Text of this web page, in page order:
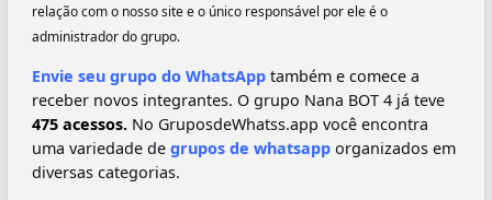
relação com o nosso site e o único responsável por ele é o
administrador do grupo.
Envie seu grupo do WhatsApp também e comece a
receber novos integrantes. O grupo Nana BOT 4 já teve
475 acessos. No GruposdeWhatss.app você encontra
uma variedade de grupos de whatsapp organizados em
diversas categorias.